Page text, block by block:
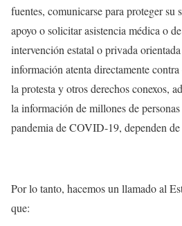
fuentes, comunicarse para proteger su
apoyo o solicitar asistencia médica o
intervención estatal o privada
información atenta directamente
la protesta y otros derechos conexos,
la información de millones de
pandemia de COVID-19, dependen
Por lo tanto, hacemos un llamado al
que: